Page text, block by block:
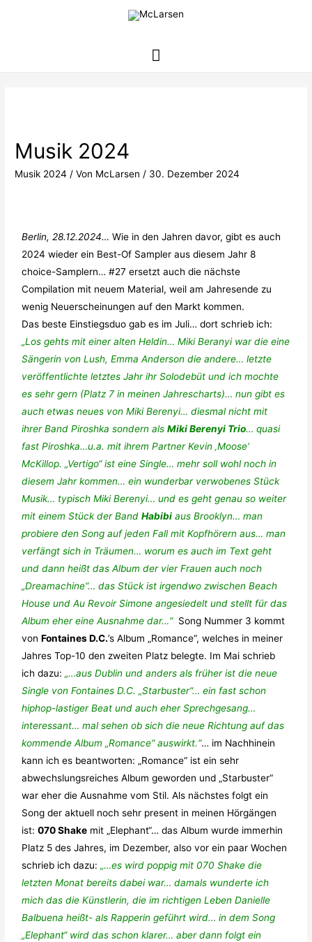
Musik 2024
Musik 2024 / Von McLarsen / 30. Dezember 2024
Berlin, 28.12.2024… Wie in den Jahren davor, gibt es auch
2024 wieder ein Best-Of Sampler aus diesem Jahr 8
choice-Samplern… #27 ersetzt auch die nächste
Compilation mit neuem Material, weil am Jahresende zu
wenig Neuerscheinungen auf den Markt kommen.
Das beste Einstiegsduo gab es im Juli… dort schrieb ich:
„Los gehts mit einer alten Heldin… Miki Beranyi war die eine
Sängerin von Lush, Emma Anderson die andere… letzte
veröffentlichte letztes Jahr ihr Solodebüt und ich mochte
es sehr gern (Platz 7 in meinen Jahrescharts)… nun gibt es
auch etwas neues von Miki Berenyi… diesmal nicht mit
ihrer Band Piroshka sondern alsMiki Berenyi Trio… quasi
fast Piroshka…u.a. mit ihrem Partner Kevin ‚Moose‘
McKillop. „Vertigo“ ist eine Single… mehr soll wohl noch in
diesem Jahr kommen… ein wunderbar verwobenes Stück
Musik… typisch Miki Berenyi… und es geht genau so weiter
mit einem Stück der BandHabibi aus Brooklyn… man
probiere den Song auf jeden Fall mit Kopfhörern aus… man
verfängt sich in Träumen… worum es auch im Text geht
und dann heißt das Album der vier Frauen auch noch
„Dreamachine“… das Stück ist irgendwo zwischen Beach
House und Au Revoir Simone angesiedelt und stellt für das
Album eher eine Ausnahme dar…“ Song Nummer 3 kommt
vonFontaines D.C.’s Album „Romance“, welches in meiner
Jahres Top-10 den zweiten Platz belegte. Im Mai schrieb
ich dazu:„…aus Dublin und anders als früher ist die neue
Single von Fontaines D.C. „Starbuster“… ein fast schon
hiphop-lastiger Beat und auch eher Sprechgesang…
interessant… mal sehen ob sich die neue Richtung auf das
kommende Album „Romance“ auswirkt.“… im Nachhinein
kann ich es beantworten: „Romance“ ist ein sehr
abwechslungsreiches Album geworden und „Starbuster“
war eher die Ausnahme vom Stil. Als nächstes folgt ein
Song der aktuell noch sehr present in meinen Hörgängen
ist:070 Shake mit „Elephant“… das Album wurde immerhin
Platz 5 des Jahres, im Dezember, also vor ein paar Wochen
schrieb ich dazu:„…es wird poppig mit 070 Shake die
letzten Monat bereits dabei war… damals wunderte ich
mich das die Künstlerin, die im richtigen Leben Danielle
Balbuena heißt- als Rapperin geführt wird… in dem Song
„Elephant“ wird das schon klarer… aber dann folgt ein